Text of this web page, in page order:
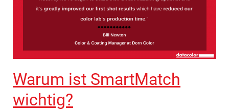
Warum ist SmartMatch
wichtig?